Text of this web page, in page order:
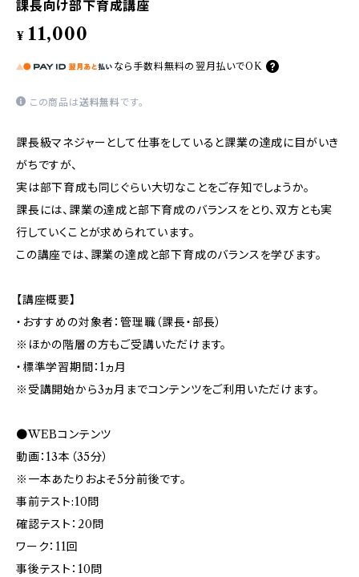
課長向け部下育成講座
¥ 11,000
なら 手数料無料の 翌月払いでOK
この商品は送料無料です。
課長級マネジャーとして仕事をしていると課業の達成に目がいき
がちですが、
実は部下育成も同じぐらい大切なことをご存知でしょうか。
課長には、課業の達成と部下育成のバランスをとり、双方とも実
行していくことが求められています。
この講座では、課業の達成と部下育成のバランスを学びます。
【講座概要】
・おすすめの対象者：管理職（課長・部長）
※ほかの階層の方もご受講いただけます。
・標準学習期間：1ヵ月
※受講開始から3ヵ月までコンテンツをご利用いただけます。
●WEBコンテンツ
動画：13本（35分）
※一本あたりおよそ5分前後です。
事前テスト:10問
確認テスト：20問
ワーク：11回
事後テスト：10問